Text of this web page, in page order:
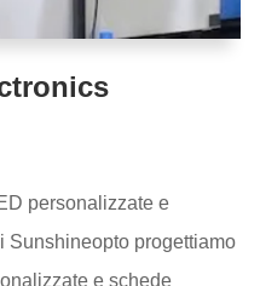
personalizzate e
progettiamo
e schede